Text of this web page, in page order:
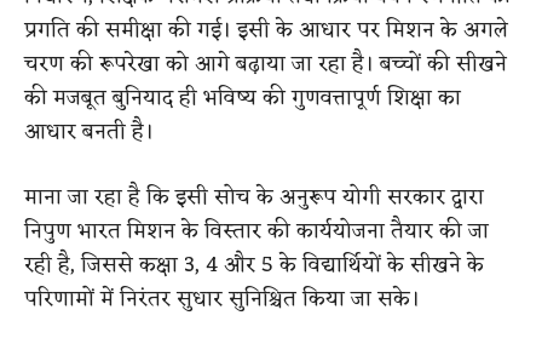
प्रगति की समीक्षा की गई। इसी के आधार पर मिशन के अगले
चरण की रूपरेखा को आगे बढ़ाया जा रहा है। बच्चों की सीखने
की मजबूत बुनियाद ही भविष्य की गुणवत्तापूर्ण शिक्षा का
आधार बनती है।
माना जा रहा है कि इसी सोच के अनुरूप योगी सरकार द्वारा
निपुण भारत मिशन के विस्तार की कार्ययोजना तैयार की जा
रही है, जिससे कक्षा 3, 4 और 5 के विद्यार्थियों के सीखने के
परिणामों में निरंतर सुधार सुनिश्चित किया जा सके।